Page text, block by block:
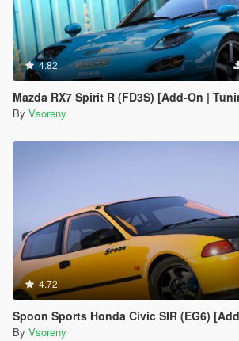
4.82
Mazda RX7 Spirit R (FD3S) [Add-On | Tuning Re-Amemiya | Pandem
By Vsoreny
4.72
Spoon Sports Honda Civic SIR (EG6) [Add-On |
By Vsoreny